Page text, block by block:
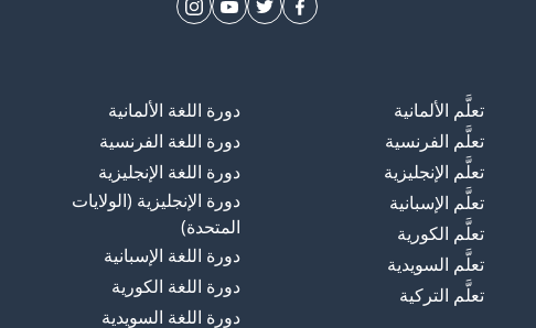
تعلَّم الألمانية
تعلَّم الفرنسية
تعلَّم الإنجليزية
تعلَّم الإسبانية
تعلَّم الكورية
تعلَّم السويدية
تعلَّم التركية
دورة اللغة الألمانية
دورة اللغة الفرنسية
دورة اللغة الإنجليزية
دورة الإنجليزية (الولايات
المتحدة)
دورة اللغة الإسبانية
دورة اللغة الكورية
دورة اللغة السويدية